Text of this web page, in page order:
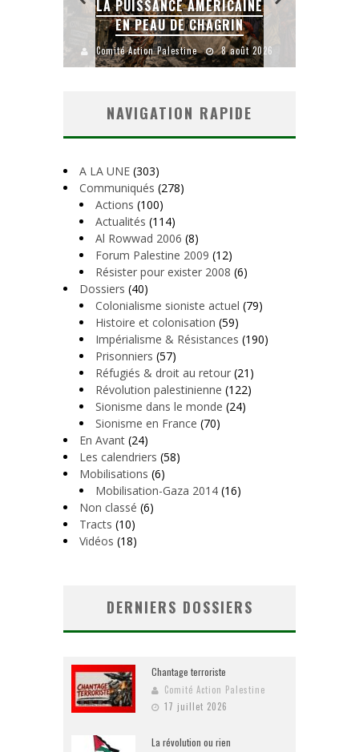
LA PUISSANCE AMÉRICAINE
EN PEAU DE CHAGRIN
Comité Action Palestine 8 août 2026
NAVIGATION RAPIDE
A LA UNE (303)
Communiqués (278)
Actions (100)
Actualités (114)
Al Rowwad 2006 (8)
Forum Palestine 2009 (12)
Résister pour exister 2008 (6)
Dossiers (40)
Colonialisme sioniste actuel (79)
Histoire et colonisation (59)
Impérialisme & Résistances (190)
Prisonniers (57)
Réfugiés & droit au retour (21)
Révolution palestinienne (122)
Sionisme dans le monde (24)
Sionisme en France (70)
En Avant (24)
Les calendriers (58)
Mobilisations (6)
Mobilisation-Gaza 2014 (16)
Non classé (6)
Tracts (10)
Vidéos (18)
DERNIERS DOSSIERS
Chantage terroriste
Comité Action Palestine
17 juillet 2026
La révolution ou rien